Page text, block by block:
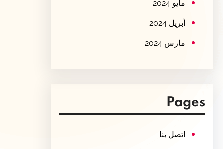
مايو 2024
أبريل 2024
مارس 2024
Pages
اتصل بنا